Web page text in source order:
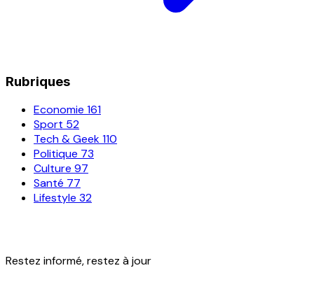
Rubriques
Economie 161
Sport 52
Tech & Geek110
Politique 73
Culture 97
Santé 77
Lifestyle 32
Restez informé, restez à jour